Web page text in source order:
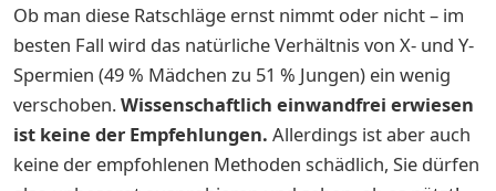
Ob man diese Ratschläge ernst nimmt oder nicht – im
besten Fall wird das natürliche Verhältnis von X- und Y-
Spermien (49 % Mädchen zu 51 % Jungen) ein wenig
verschoben.Wissenschaftlich einwandfrei erwiesen
ist keine der Empfehlungen. Allerdings ist aber auch
keine der empfohlenen Methoden schädlich, Sie dürfen